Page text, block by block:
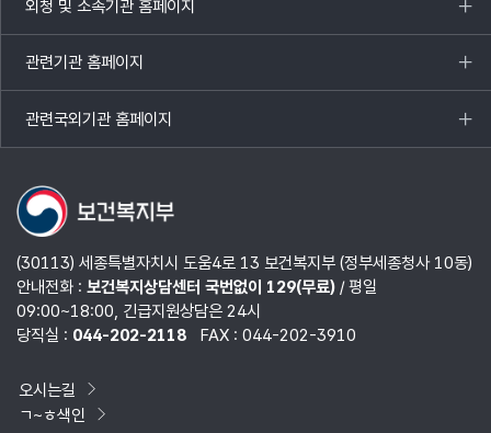
외청 및 소속기관 홈페이지
목록
열기
관련기관 홈페이지
목록
열기
관련국외기관 홈페이지
목록
열기
(30113) 세종특별자치시 도움4로 13 보건복지부 (정부세종청사 10동)
안내전화 : 보건복지상담센터 국번없이 129(무료)/ 평일
09:00~18:00, 긴급지원상담은 24시
당직실 : 044-202-2118 FAX : 044-202-3910
오시는길
ㄱ~ㅎ색인